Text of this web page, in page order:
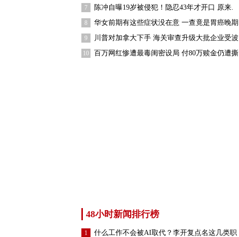
7 陈冲自曝19岁被侵犯！隐忍43年才开口 原来.
8 华女前期有这些症状没在意 一查竟是胃癌晚期
9 川普对加拿大下手 海关审查升级大批企业受波
10 百万网红惨遭最毒闺密设局 付80万赎金仍遭撕
48小时新闻排行榜
1 什么工作不会被AI取代？李开复点名这几类职